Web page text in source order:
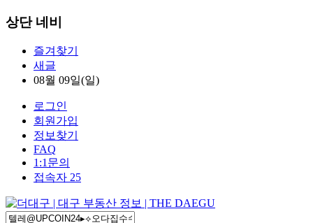
상단 네비
즐겨찾기
새글
08월 09일(일)
로그인
회원가입
정보찾기
FAQ
1:1문의
접속자 25